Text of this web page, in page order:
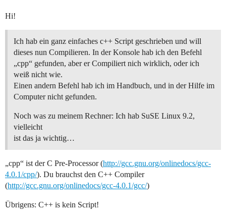
Hi!
Ich hab ein ganz einfaches c++ Script geschrieben und will
dieses nun Compilieren. In der Konsole hab ich den Befehl
„cpp“ gefunden, aber er Compiliert nich wirklich, oder ich
weiß nicht wie.
Einen andern Befehl hab ich im Handbuch, und in der Hilfe im
Computer nicht gefunden.
Noch was zu meinem Rechner: Ich hab SuSE Linux 9.2,
vielleicht
ist das ja wichtig…
„cpp“ ist der C Pre-Processor (http://gcc.gnu.org/onlinedocs/gcc-
4.0.1/cpp/). Du brauchst den C++ Compiler
(http://gcc.gnu.org/onlinedocs/gcc-4.0.1/gcc/)
Übrigens: C++ is kein Script!